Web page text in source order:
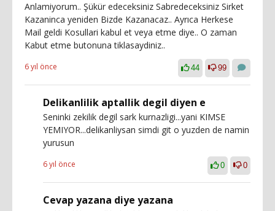
Anlamiyorum.. Şükür edeceksiniz Sabredeceksiniz Sirket
Kazaninca yeniden Bizde Kazanacaz.. Ayrıca Herkese
Mail geldi Kosullari kabul et veya etme diye.. O zaman
Kabut etme butonuna tiklasaydiniz..
6 yıl önce 44 99
Delikanlilik aptallik degil diyen e
Seninki zekilik degil sark kurnazligi...yani KIMSE
YEMIYOR...delikanliysan simdi git o yuzden de namin
yurusun
6 yıl önce 0 0
Cevap yazana diye yazana